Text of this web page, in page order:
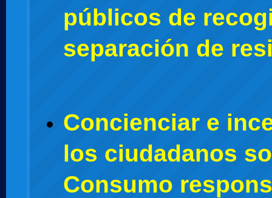
públicos de
separación de
Concienciar e
los ciudadanos
Consumo